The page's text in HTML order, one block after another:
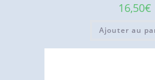
16,50€
Ajouter au